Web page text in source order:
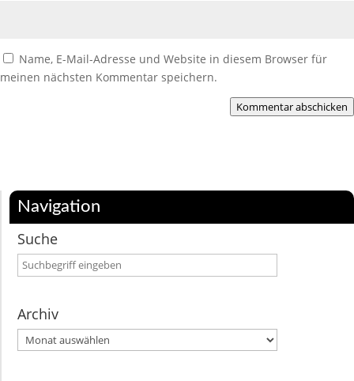
Name, E-Mail-Adresse und Website in diesem Browser für
meinen nächsten Kommentar speichern.
Kommentar abschicken
Navigation
Suche
Archiv
Archiv